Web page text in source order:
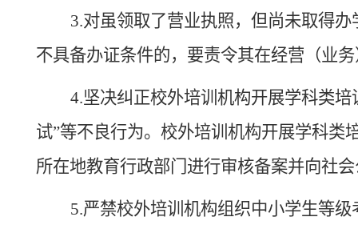
3.对虽领取了营业执照，但尚未取得
不具备办证条件的，要责令其在经营（业
4.坚决纠正校外培训机构开展学科类
试”等不良行为。校外培训机构开展学科类
所在地教育行政部门进行审核备案并向社
5.严禁校外培训机构组织中小学生等